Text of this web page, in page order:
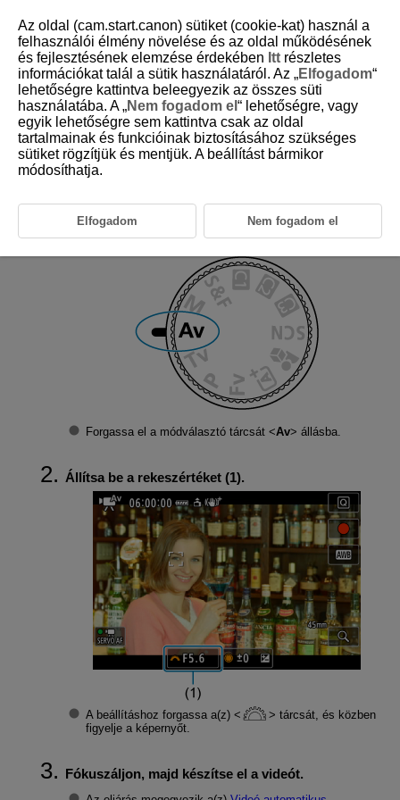
D388-038
Videó rekesz-előválasztás AE
Beállíthatja a kívánt rekeszértéket a videófelvételhez. Az ISO-
érzékenység és a záridő beállítása automatikusan megtörténik a
fényerőnek megfelelően, valamint a normál expozíció biztosításához.
Állítsa a felvételi módot [ ] lehetőségre.
Forgassa el a módválasztó tárcsát Av állásba.
Állítsa be a rekeszértéket (1).
A beállításhoz forgassa a(z)
tárcsát, és közben
figyelje a képernyőt.
Fókuszáljon, majd készítse el a videót.
Az oldal (cam.start.canon) sütiket (cookie-kat) használ a
felhasználói élmény növelése és az oldal működésének
és fejlesztésének elemzése érdekében Itt részletes
információkat talál a sütik használatáról. Az „Elfogadom“
lehetőségre kattintva beleegyezik az összes süti
használatába. A „Nem fogadom el “ lehetőségre, vagy
egyik lehetőségre sem kattintva csak az oldal
tartalmainak és funkcióinak biztosításához szükséges
sütiket rögzítjük és mentjük. A beállítást bármikor
módosíthatja.
Elfogadom Nem fogadom el